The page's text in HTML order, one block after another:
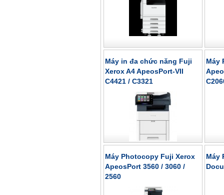
Máy in đa chức năng Fuji
Xerox A4 ApeosPort-VII
C4421 / C3321
Máy
Máy Photocopy Fuji Xerox
ApeosPort 3560 / 3060 /
2560
Máy